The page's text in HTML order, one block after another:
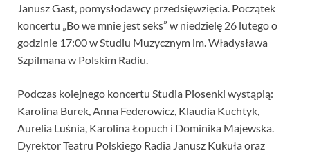
Janusz Gast, pomysłodawcy przedsięwzięcia. Początek
koncertu „Bo we mnie jest seks” w niedzielę 26 lutego o
godzinie 17:00 w Studiu Muzycznym im. Władysława
Szpilmana w Polskim Radiu.
Podczas kolejnego koncertu Studia Piosenki wystąpią:
Karolina Burek, Anna Federowicz, Klaudia Kuchtyk,
Aurelia Luśnia, Karolina Łopuch i Dominika Majewska.
Dyrektor Teatru Polskiego Radia Janusz Kukuła oraz